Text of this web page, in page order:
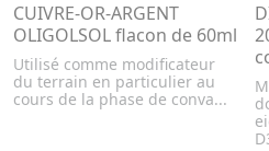
CUIVRE-OR-ARGENT
OLIGOLSOL flacon de 60ml
Utilisé comme modificateur
du terrain en particulier au
cours de la phase de conva...